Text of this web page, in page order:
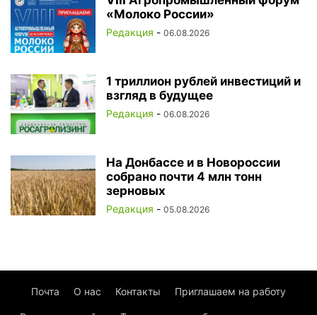
«Молоко России»
Редакция - 06.08.2026
1 триллион рублей инвестиций и
взгляд в будущее
Редакция - 06.08.2026
На Донбассе и в Новороссии
собрано почти 4 млн тонн
зерновых
Редакция - 05.08.2026
Почта О нас Контакты Приглашаем на работу